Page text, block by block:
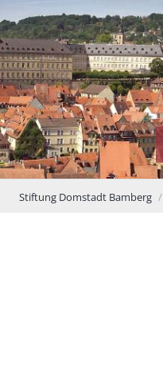
Stiftung Domstadt Bamberg